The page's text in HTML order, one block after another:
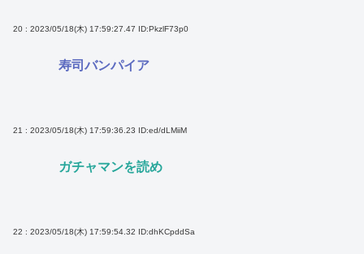
20 : 2023/05/18(木) 17:59:27.47 ID:PkzlF73p0
寿司バンパイア
21 : 2023/05/18(木) 17:59:36.23 ID:ed/dLMiiM
ガチャマンを読め
22 : 2023/05/18(木) 17:59:54.32 ID:dhKCpddSa